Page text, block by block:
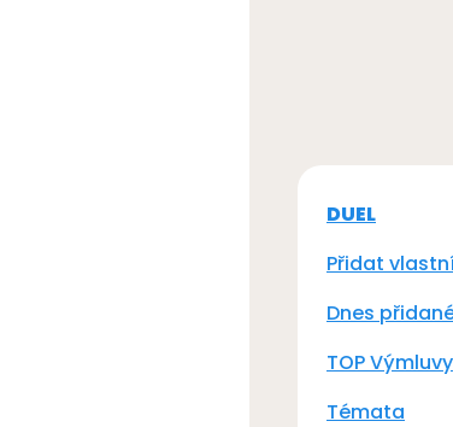
DUEL
Přidat
Dnes
TOP Výmluvy
Témata